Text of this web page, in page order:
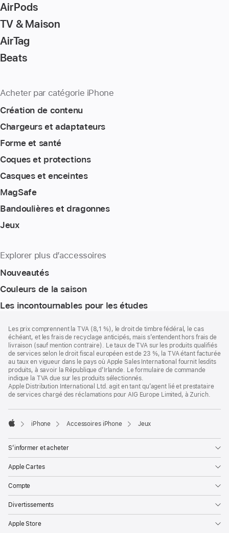
AirPods
TV & Maison
AirTag
Beats
Acheter par catégorie iPhone
Création de contenu
Chargeurs et adaptateurs
Forme et santé
Coques et protections
Casques et enceintes
MagSafe
Bandoulières et dragonnes
Jeux
Explorer plus d’accessoires
Nouveautés
Couleurs de la saison
Les incontournables pour les études
de
page
de
bas
de
page
Les prix comprennent la TVA (8,1 %), le droit de timbre fédéral, le cas
échéant, et les frais de recyclage anticipés, mais s’entendent hors frais de
livraison (sauf mention contraire). Le taux de TVA sur les produits qualifiés
de services selon le droit fiscal européen est de 23 %, la TVA étant facturée
au taux en vigueur dans le pays où Apple Sales International fournit lesdits
produits, à savoir la République d’Irlande. Le formulaire de commande
indique la TVA due sur les produits sélectionnés.
Apple Distribution International Ltd. agit en tant qu’agent lié et prestataire
de services chargé des réclamations pour AIG Europe Limited, à Zurich.
iPhone Accessoires iPhone Jeux
S’informer et acheter
Apple Cartes
Compte
Divertissements
Apple Store